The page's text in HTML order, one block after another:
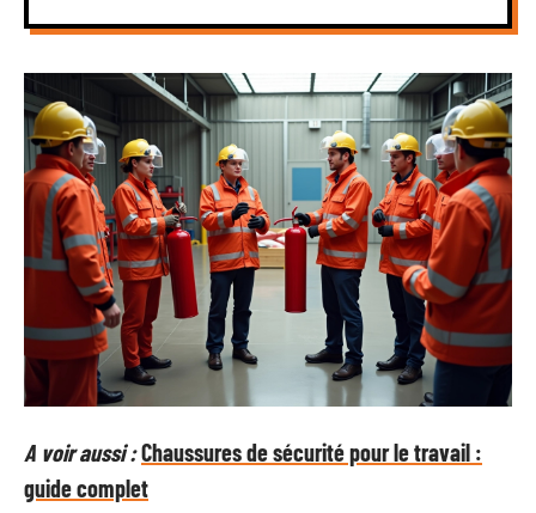
A voir aussi :Chaussures de sécurité pour le travail :
guide complet